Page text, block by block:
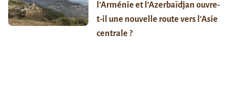
l’Arménie et l’Azerbaïdjan ouvre-
t-il une nouvelle route vers l’Asie
centrale ?